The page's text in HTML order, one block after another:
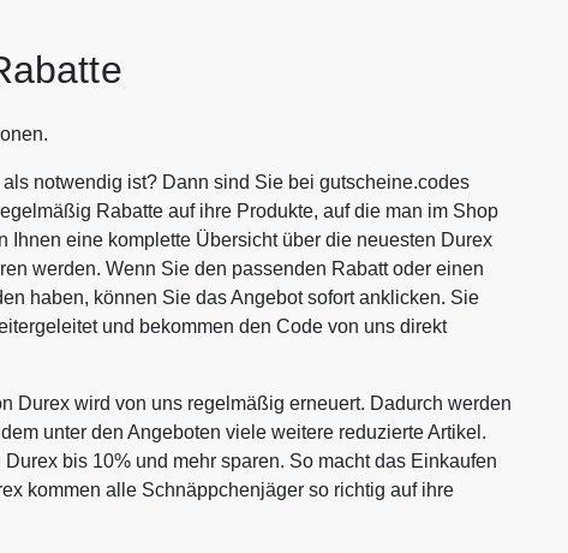
notwendig ist? Dann sind Sie bei gutscheine.codes
Rabatte auf ihre Produkte, auf die man im Shop
Ihnen eine komplette Übersicht über die neuesten Durex
werden. Wenn Sie den passenden Rabatt oder einen
haben, können Sie das Angebot sofort anklicken. Sie
und bekommen den Code von uns direkt
Durex wird von uns regelmäßig erneuert. Dadurch werden
unter den Angeboten viele weitere reduzierte Artikel.
bis 10% und mehr sparen. So macht das Einkaufen
kommen alle Schnäppchenjäger so richtig auf ihre